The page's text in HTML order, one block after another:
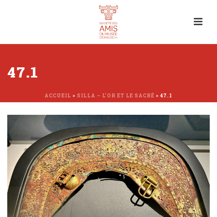
47.1
ACCUEIL » SILLA – L’OR ET LE SACRÉ »47.1